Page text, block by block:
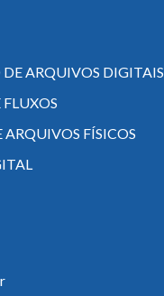
DE ARQUIVOS DIGITAIS
FLUXOS
ARQUIVOS FÍSICOS